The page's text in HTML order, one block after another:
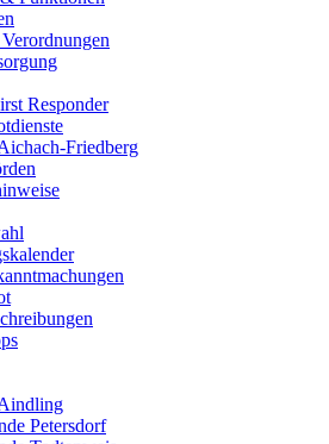
Responder
Friedberg
Petersdorf